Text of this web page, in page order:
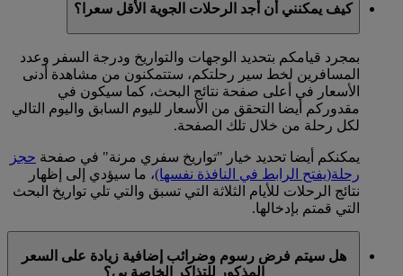
كيف يمكنني أن أجد الرحلات الجوية الأقل سعرا؟
بمجرد قيامكم بتحديد الوجهات والتواريخ ودرجة السفر وعدد
المسافرين لخط سير رحلتكم، ستتمكنون من مشاهدة أدنى
الأسعار في أعلى صفحة نتائج البحث، كما سيكون في
مقدوركم أيضا التحقق من الأسعار لليوم السابق واليوم التالي
لكل رحلة من خلال تلك الصفحة.
يمكنكم أيضا تحديد خيار "تواريخ سفري مرنة" في صفحة حجز
رحلة(يفتح الرابط في النافذة نفسها)، ما سيؤدي إلى إظهار
نتائج الرحلات للأيام الثلاثة التي تسبق والتي تلي تواريخ البحث
التي قمتم بإدخالها.
هل سيتم فرض رسوم وضرائب إضافية زيادة على السعر
المذكور للتذاكر الخاصة بي؟